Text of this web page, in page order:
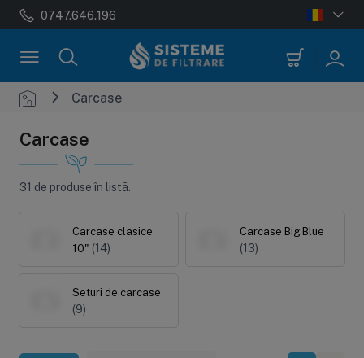
0747.646.196
Sisteme de filtrare
(1)
Filtre pentru dus
Filtre pentru frigider
(3)
Ultrafiltrare
Statii
(0)
Carcase
Carcase
31 de produse în listă.
Carcase clasice
10" (14)
Carcase Big Blue
(13)
Seturi de carcase
(9)